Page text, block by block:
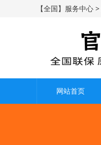
【全国】服务中心 >
网站首页